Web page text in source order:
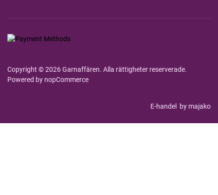
Copyright © 2026 Garnaffären. Alla rättigheter reserverade.
Powered by nopCommerce
E-handel by majako